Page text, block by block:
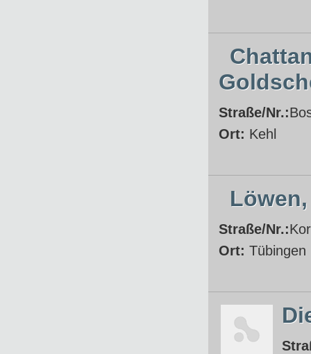
Straße/Nr.:
Ort: Kehl
Straße/Nr.:
Ort: Tübingen